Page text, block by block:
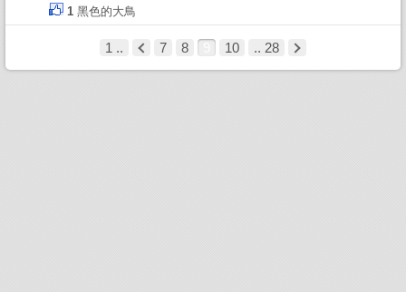
1 黑色的大鳥
1 .. 7 8 10 .. 28